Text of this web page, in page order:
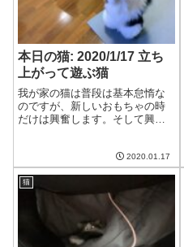
本日の猫: 2020/1/17 立ち
上がって遊ぶ猫
我が家の猫は普段は基本怠惰な
のですが、新しいおもちゃの時
だけは興奮します。そして興奮
やつ猫これは怪しいわね、徹底
的に調査せねば夫こいつ、動く
ぞ…猫本気を出せばこんなもの
よ！猫なるほどな...
2020.01.17
猫